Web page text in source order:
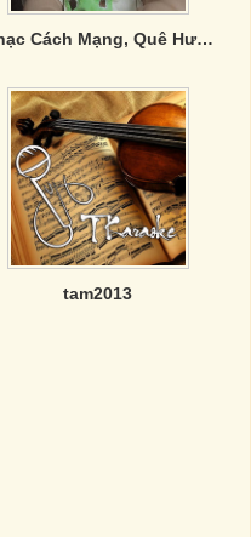
Nhạc Cách Mạng, Quê Hương Hùng Tráng
tam2013